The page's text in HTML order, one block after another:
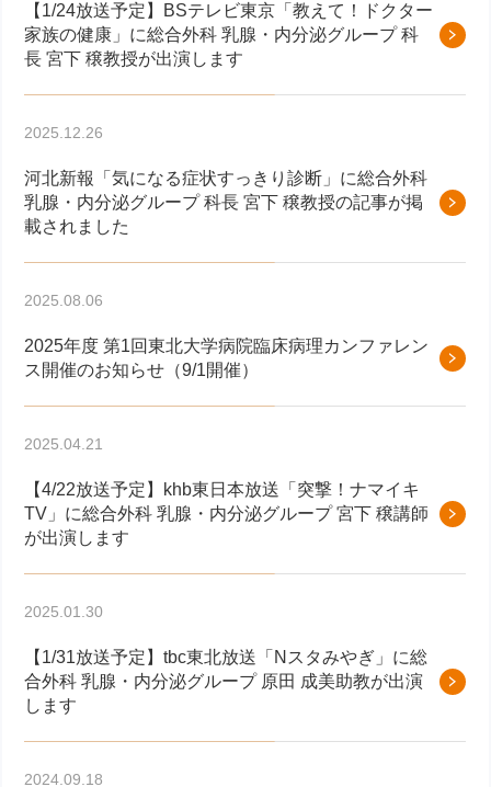
【1/24放送予定】BSテレビ東京「教えて！ドクター
家族の健康」に総合外科 乳腺・内分泌グループ 科
長 宮下 穣教授が出演します
2025.12.26
河北新報「気になる症状すっきり診断」に総合外科
乳腺・内分泌グループ 科長 宮下 穣教授の記事が掲
載されました
2025.08.06
2025年度 第1回東北大学病院臨床病理カンファレン
ス開催のお知らせ（9/1開催）
2025.04.21
【4/22放送予定】khb東日本放送「突撃！ナマイキ
TV」に総合外科 乳腺・内分泌グループ 宮下 穣講師
が出演します
2025.01.30
【1/31放送予定】tbc東北放送「Nスタみやぎ」に総
合外科 乳腺・内分泌グループ 原田 成美助教が出演
します
2024.09.18